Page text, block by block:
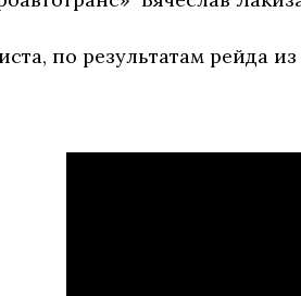
по результатам рейда